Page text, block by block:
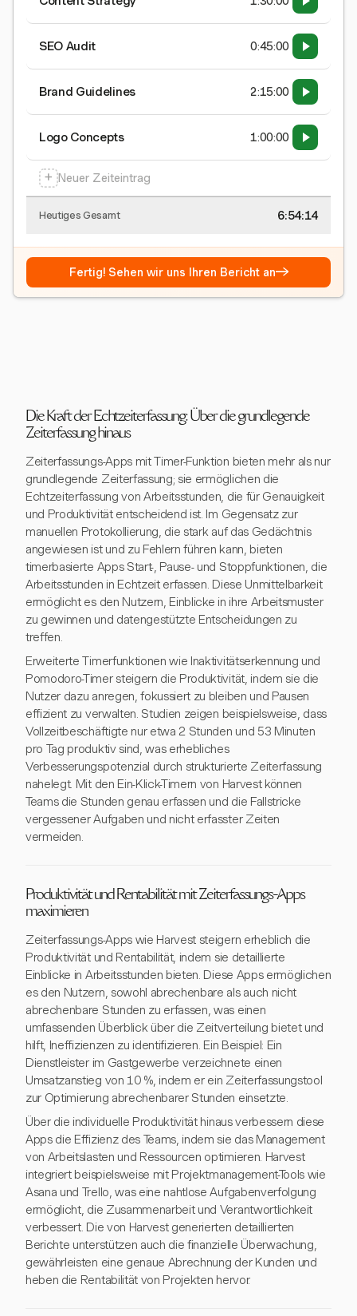
SEO Audit 0:45:00
Brand Guidelines 2:15:00
Logo Concepts 1:00:00
+ Neuer Zeiteintrag
Heutiges Gesamt 6:54:15
Fertig! Sehen wir uns Ihren Bericht an→
Die Kraft der Echtzeiterfassung: Über die grundlegende
Zeiterfassung hinaus
Zeiterfassungs-Apps mit Timer-Funktion bieten mehr als nur
grundlegende Zeiterfassung; sie ermöglichen die
Echtzeiterfassung von Arbeitsstunden, die für Genauigkeit
und Produktivität entscheidend ist. Im Gegensatz zur
manuellen Protokollierung, die stark auf das Gedächtnis
angewiesen ist und zu Fehlern führen kann, bieten
timerbasierte Apps Start-, Pause- und Stoppfunktionen, die
Arbeitsstunden in Echtzeit erfassen. Diese Unmittelbarkeit
ermöglicht es den Nutzern, Einblicke in ihre Arbeitsmuster
zu gewinnen und datengestützte Entscheidungen zu
treffen.
Erweiterte Timerfunktionen wie Inaktivitätserkennung und
Pomodoro-Timer steigern die Produktivität, indem sie die
Nutzer dazu anregen, fokussiert zu bleiben und Pausen
effizient zu verwalten. Studien zeigen beispielsweise, dass
Vollzeitbeschäftigte nur etwa 2 Stunden und 53 Minuten
pro Tag produktiv sind, was erhebliches
Verbesserungspotenzial durch strukturierte Zeiterfassung
nahelegt. Mit den Ein-Klick-Timern von Harvest können
Teams die Stunden genau erfassen und die Fallstricke
vergessener Aufgaben und nicht erfasster Zeiten
vermeiden.
Produktivität und Rentabilität mit Zeiterfassungs-Apps
maximieren
Zeiterfassungs-Apps wie Harvest steigern erheblich die
Produktivität und Rentabilität, indem sie detaillierte
Einblicke in Arbeitsstunden bieten. Diese Apps ermöglichen
es den Nutzern, sowohl abrechenbare als auch nicht
abrechenbare Stunden zu erfassen, was einen
umfassenden Überblick über die Zeitverteilung bietet und
hilft, Ineffizienzen zu identifizieren. Ein Beispiel: Ein
Dienstleister im Gastgewerbe verzeichnete einen
Umsatzanstieg von 10 %, indem er ein Zeiterfassungstool
zur Optimierung abrechenbarer Stunden einsetzte.
Über die individuelle Produktivität hinaus verbessern diese
Apps die Effizienz des Teams, indem sie das Management
von Arbeitslasten und Ressourcen optimieren. Harvest
integriert beispielsweise mit Projektmanagement-Tools wie
Asana und Trello, was eine nahtlose Aufgabenverfolgung
ermöglicht, die Zusammenarbeit und Verantwortlichkeit
verbessert. Die von Harvest generierten detaillierten
Berichte unterstützen auch die finanzielle Überwachung,
gewährleisten eine genaue Abrechnung der Kunden und
heben die Rentabilität von Projekten hervor.